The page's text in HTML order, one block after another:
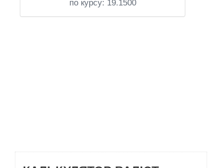
по курсу: 19.1500